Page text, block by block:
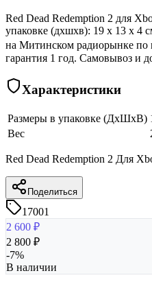
Red Dead Redemption 2 для
упаковке (дхшхв): 19 x 13 x 4
на Митинском радиорынке по
гарантия 1 год. Самовывоз и
Характеристики
Размеры в упаковке (ДхШхВ)
Вес
Red Dead Redemption 2 Для
Поделиться
17001
2 600 ₽
2 800 ₽
-7%
В наличии